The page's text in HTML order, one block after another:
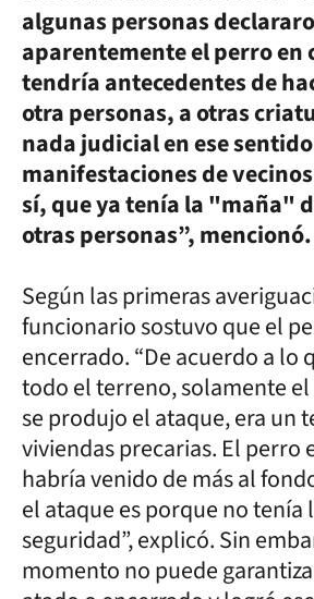
algunas personas
aparentemente el perro en
tendría antecedentes de
otra personas, a otras
nada judicial en ese
manifestaciones de
sí, que ya tenía la "maña"
otras personas”, mencionó.
Según las primeras
funcionario sostuvo que el
encerrado. “De acuerdo a lo
todo el terreno, solamente
se produjo el ataque, era un
viviendas precarias. El perro
habría venido de más al
el ataque es porque no tenía
seguridad”, explicó. Sin
momento no puede